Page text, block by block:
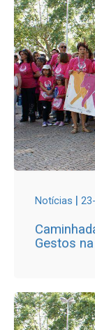
Notícias |
Gestos